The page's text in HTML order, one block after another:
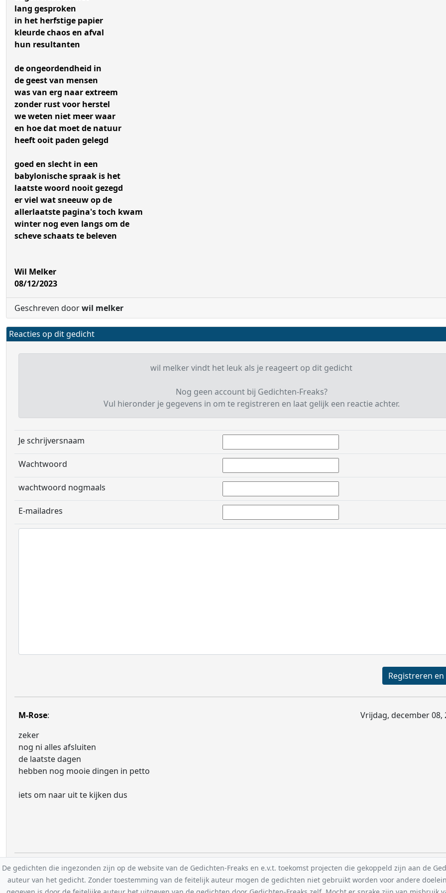
lang gesproken
in het herfstige papier
kleurde chaos en afval
hun resultanten
de ongeordendheid in
de geest van mensen
was van erg naar extreem
zonder rust voor herstel
we weten niet meer waar
en hoe dat moet de natuur
heeft ooit paden gelegd
goed en slecht in een
babylonische spraak is het
laatste woord nooit gezegd
er viel wat sneeuw op de
allerlaatste pagina's toch kwam
winter nog even langs om de
scheve schaats te beleven
Wil Melker
08/12/2023
Geschreven doorwil melker
Reacties op dit gedicht
wil melker vindt het leuk als je reageert op dit gedicht
Nog geen account bij Gedichten-Freaks?
Vul hieronder je gegevens in om te registreren en laat gelijk een reactie achter.
Je schrijversnaam
Wachtwoord
wachtwoord nogmaals
E-mailadres
M-Rose:
Vrijdag, december 08,
zeker
nog ni alles afsluiten
de laatste dagen
hebben nog mooie dingen in petto
iets om naar uit te kijken dus
De gedichten die ingezonden zijn op de website van de Gedichten-Freaks en e.v.t. toekomst projecten die gekoppeld zijn aan de
auteur van het gedicht. Zonder toestemming van de feitelijk auteur mogen de gedichten niet gebruikt worden voor andere